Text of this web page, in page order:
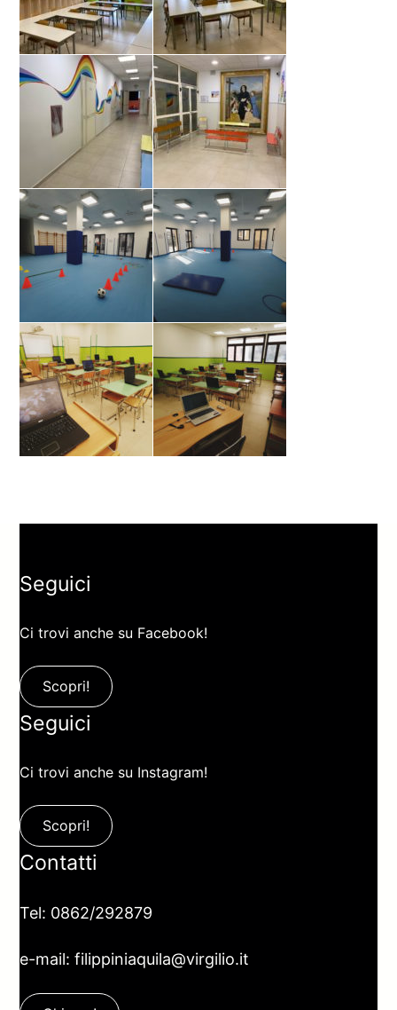
Seguici
Ci trovi anche su Facebook!
Scopri!
Seguici
Ci trovi anche su Instagram!
Scopri!
Contatti
Tel: 0862/292879
e-mail: filippiniaquila@virgilio.it